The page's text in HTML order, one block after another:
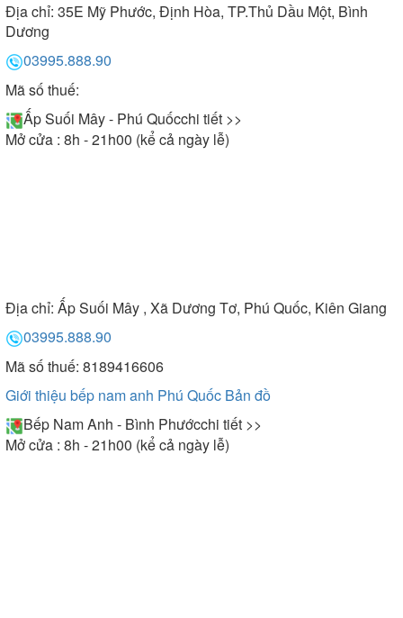
Địa chỉ: 35E Mỹ Phước, Định Hòa, TP.Thủ Dầu Một, Bình
Dương
03995.888.90
Mã số thuế:
Ấp Suối Mây - Phú Quốcchi tiết >>
Mở cửa : 8h - 21h00 (kể cả ngày lễ)
Địa chỉ: Ấp Suối Mây , Xã Dương Tơ, Phú Quốc, Kiên Giang
03995.888.90
Mã số thuế: 8189416606
Giới thiệu bếp nam anh Phú Quốc Bản đồ
Bếp Nam Anh - Bình Phướcchi tiết >>
Mở cửa : 8h - 21h00 (kể cả ngày lễ)